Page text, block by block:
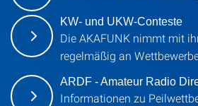
KW- und UKW-Conteste
Die AKAFUNK nimmt mit
regelmäßig an
ARDF - Amateur Radio
Informationen zu